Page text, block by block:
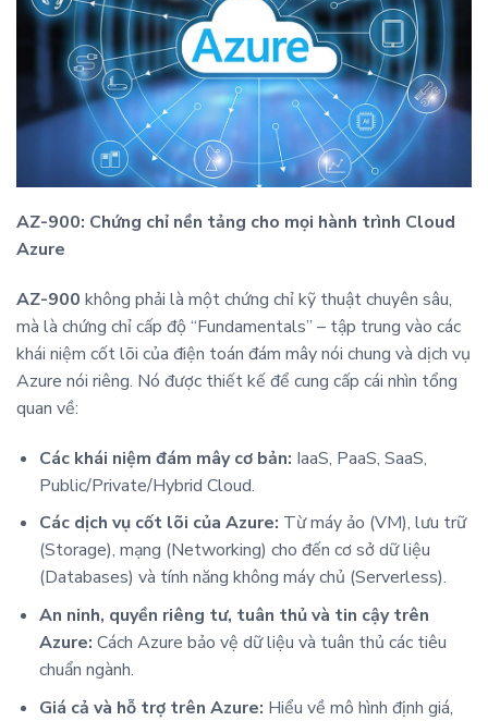
AZ-900: Chứng chỉ nền tảng cho mọi hành trình Cloud
Azure
AZ-900 không phải là một chứng chỉ kỹ thuật chuyên sâu,
mà là chứng chỉ cấp độ “Fundamentals” – tập trung vào các
khái niệm cốt lõi của điện toán đám mây nói chung và dịch vụ
Azure nói riêng. Nó được thiết kế để cung cấp cái nhìn tổng
quan về:
Các khái niệm đám mây cơ bản: IaaS, PaaS, SaaS,
Public/Private/Hybrid Cloud.
Các dịch vụ cốt lõi của Azure: Từ máy ảo (VM), lưu trữ
(Storage), mạng (Networking) cho đến cơ sở dữ liệu
(Databases) và tính năng không máy chủ (Serverless).
An ninh, quyền riêng tư, tuân thủ và tin cậy trên
Azure: Cách Azure bảo vệ dữ liệu và tuân thủ các tiêu
chuẩn ngành.
Giá cả và hỗ trợ trên Azure: Hiểu về mô hình định giá,